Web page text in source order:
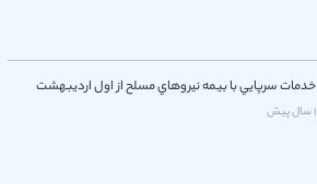
خدمات سرپايي با بيمه نيروهاي مسلح از اول ارديبهشت
1 سال پیش